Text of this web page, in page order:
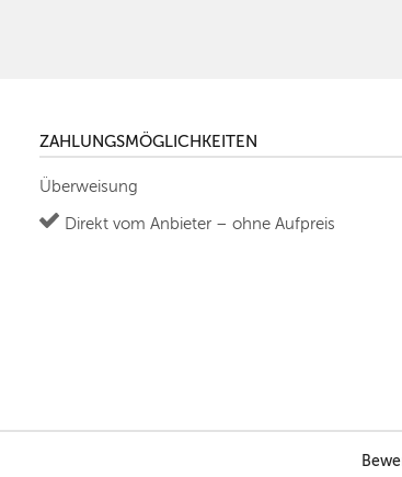
ZAHLUNGSMÖGLICHKEITEN
Überweisung
Direkt vom Anbieter – ohne Aufpreis